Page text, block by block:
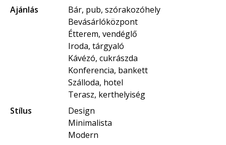
Ajánlás
Bár, pub, szórakozóhely
Bevásárlóközpont
Étterem, vendéglő
Iroda, tárgyaló
Kávézó, cukrászda
Konferencia, bankett
Szálloda, hotel
Terasz, kerthelyiség
Stílus
Design
Minimalista
Modern